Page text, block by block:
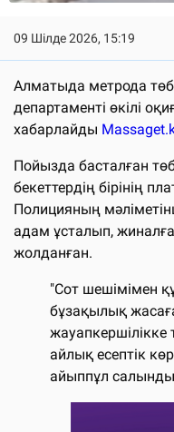
09 Шілде 2026, 15:19
Алматыда метрода
департаменті өкілі
хабарлайды
Пойызда басталған
бекеттердің бірінің
Полицияның
адам ұсталып,
жолданған.
"Сот шешімімен
бұзақылық
айлық есептік
айыппұл